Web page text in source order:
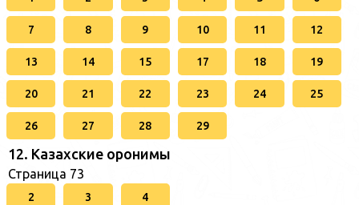
7 8 9 10 11 12
13 14 15 17 18 19
20 21 22 23 24 25
26 27 28 29
12. Казахские оронимы
Страница 73
2 3 4